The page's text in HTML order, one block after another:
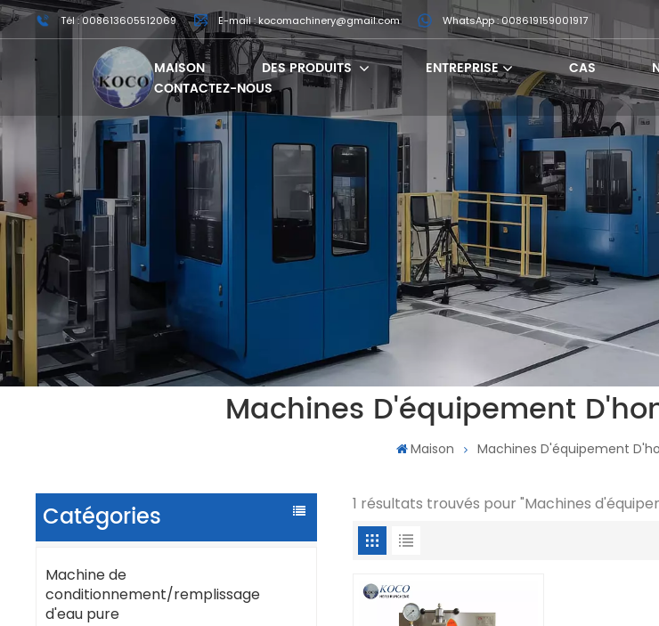
Tél : 008613605512069 E-mail : kocomachinery@gmail.com WhatsApp : 008619159001917
MAISON DES PRODUITS ENTREPRISE CAS
CONTACTEZ-NOUS
Machines D'équipement
Maison Machines D'équipement
Catégories
Machine de
conditionnement/remplissage
d'eau pure
1 résultats trouvés pour "Machines